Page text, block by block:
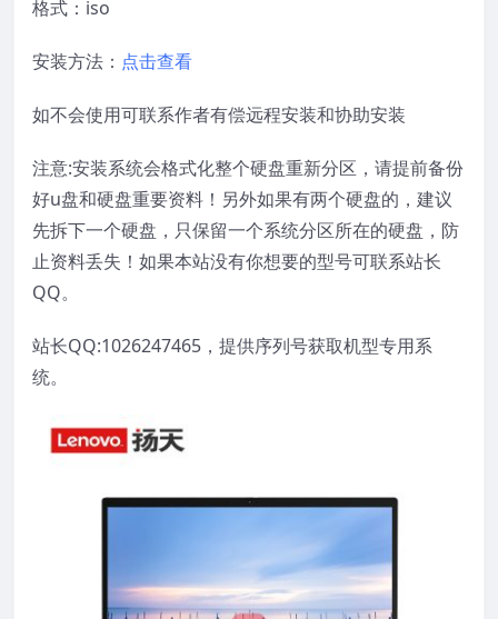
格式：iso
安装方法： 点击查看
如不会使用可联系作者有偿远程安装和协助安装
注意:安装系统会格式化整个硬盘重新分区，请提前备份
好u盘和硬盘重要资料！另外如果有两个硬盘的，建议
先拆下一个硬盘，只保留一个系统分区所在的硬盘，防
止资料丢失！如果本站没有你想要的型号可联系站长
QQ。
站长QQ:1026247465，提供序列号获取机型专用系
统。